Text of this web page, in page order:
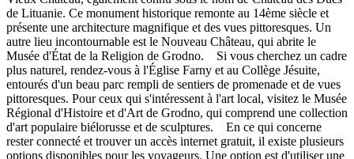
de Lituanie. Ce monument historique remonte au 14ème siècle et
présente une architecture magnifique et des vues pittoresques. Un
autre lieu incontournable est le Nouveau Château, qui abrite le
Musée d'État de la Religion de Grodno. Si vous cherchez un cadre
plus naturel, rendez-vous à l'Église Farny et au Collège Jésuite,
entourés d'un beau parc rempli de sentiers de promenade et de vues
pittoresques. Pour ceux qui s'intéressent à l'art local, visitez le Musée
Régional d'Histoire et d'Art de Grodno, qui comprend une collection
d'art populaire biélorusse et de sculptures. En ce qui concerne
rester connecté et trouver un accès internet gratuit, il existe plusieurs
options disponibles pour les voyageurs. Une option est d'utiliser une